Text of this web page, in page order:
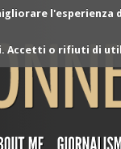
Accetti o rifiuti di